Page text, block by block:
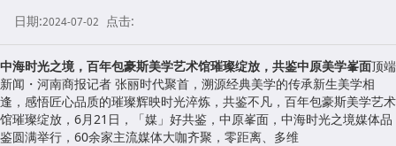
日期:2024-07-02 点击:
中海时光之境，百年包豪斯美学艺术馆璀璨绽放，共鉴中原美学峯面顶端
新闻・河南商报记者 张丽时代聚首，溯源经典美学的传承新生美学相
逢，感悟匠心品质的璀璨辉映时光淬炼，共鉴不凡，百年包豪斯美学艺术
馆璀璨绽放，6月21日，「媒」好共鉴，中原峯面，中海时光之境媒体品
鉴圆满举行，60余家主流媒体大咖齐聚，零距离、多维